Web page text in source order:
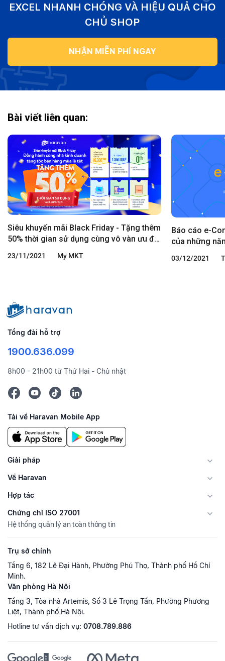
EXCEL NHANH CHÓNG VÀ HIỆU QUẢ CHO
CHỦ SHOP
NHẬN MIỄN PHÍ NGAY
Bài viết liên quan:
Siêu khuyến mãi Black Friday - Tặng thêm
50% thời gian sử dụng cùng vô vàn ưu đãi
23/11/2021 My MKT
Báo cáo e-
của những
03/12/2021
Tổng đài hỗ trợ
1900.636.099
8h00 - 21h00 từ Thứ Hai - Chủ nhật
Tải về Haravan Mobile App
Giải pháp
Về Haravan
Hợp tác
Chứng chỉ ISO 27001
Hệ thống quản lý an toàn thông tin
Trụ sở chính
Tầng 6, 182 Lê Đại Hành, Phường Phú Thọ, Thành phố Hồ Chí
Minh.
Văn phòng Hà Nội
Tầng 3, Tòa nhà Artemis, Số 3 Lê Trọng Tấn, Phường Phương
Liệt, Thành phố Hà Nội.
Hotline tư vấn dịch vụ: 0708.789.886